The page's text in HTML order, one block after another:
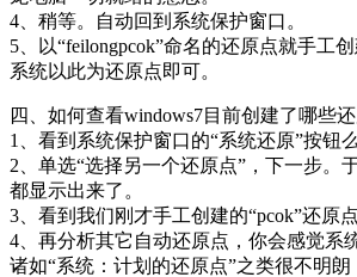
4、稍等。自动回到系统保护窗口。
5、以“feilongpcok”命名的还原点就手工
系统以此为还原点即可。
四、如何查看windows7目前创建了哪些
1、看到系统保护窗口的“系统还原”按钮
2、单选“选择另一个还原点”，下一步。
都显示出来了。
3、看到我们刚才手工创建的“pcok”还原
4、再分析其它自动还原点，你会感觉系
诸如“系统：计划的还原点”之类很不明朗